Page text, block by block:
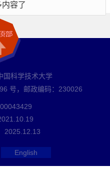
容了
国科学技术大学
号，邮政编码：230026
10 19
2025 12 13
English